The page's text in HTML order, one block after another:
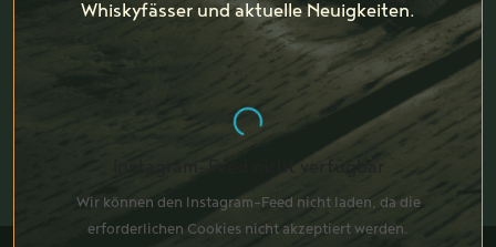
Whiskyfässer und aktuelle Neuigkeiten.
Instagram-Feed nicht verfügbar
Wir können den Instagram-Feed nicht laden, da die
erforderlichen Cookies nicht akzeptiert werden.